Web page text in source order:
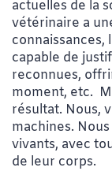
actuelles de la
vétérinaire a
capable de
reconnues,
moment, etc.
résultat. Nous,
machines.
vivants, avec
de leur corps.